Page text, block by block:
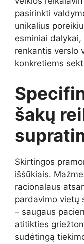
pasirinkti
unikalius
esminiai
renkantis verslo
konkretiems
šakų
Skirtingos
iššūkiais.
racionalaus
pardavimo vietų
– saugaus
atitikties
sudėtingą